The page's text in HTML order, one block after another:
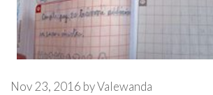
Nov 23, 2016 byValewanda